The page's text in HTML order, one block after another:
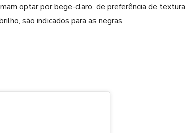
optar por bege-claro, de preferência de textura
são indicados para as negras.